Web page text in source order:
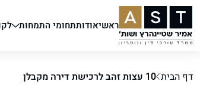
ראשיאודותתחומי התמחות
דף הבית 10 עצות זהב לרכישת דירה מקבלן